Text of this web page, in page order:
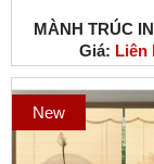
MÀNH TRÚC
NGHỆ THUẬT
CÁCH
Giá: Liên
New